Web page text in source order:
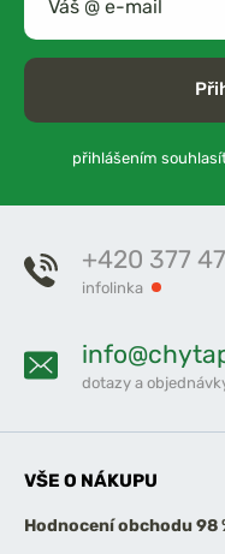
přihlášením
+420 377
infolinka
dotazy a
VŠE O NÁKUPU
Hodnocení obchodu 98